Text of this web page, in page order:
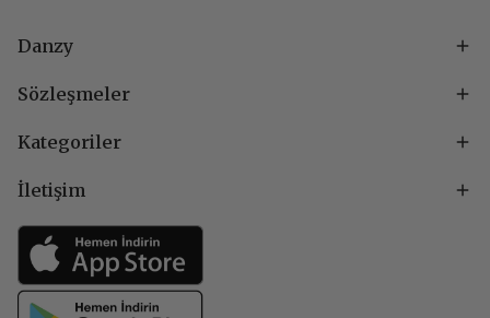
Danzy
Sözleşmeler
Kategoriler
İletişim